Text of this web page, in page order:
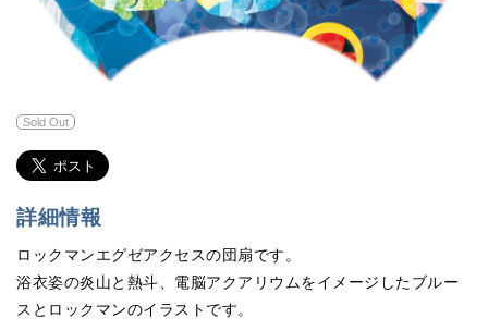
Sold Out
詳細情報
ロックマンエグゼアクセスの団扇です。
浴衣姿の炎山と熱斗、電脳アクアリウムをイメージしたブルー
スとロックマンのイラストです。